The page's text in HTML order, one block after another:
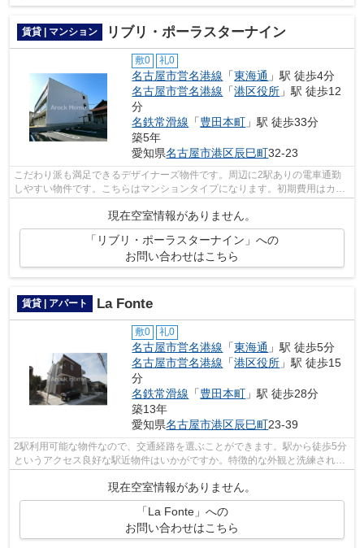
賃貸 | マンション リブリ・ポーラスターナイン
敷0 礼0
名古屋市営名港線 「東海通 」駅 徒歩4分
名古屋市営名港線 「港区役所 」駅 徒歩12
分
名鉄常滑線 「豊田本町 」駅 徒歩33分
築5年
愛知県名古屋市港区辰巳町32-23
こだわり派も満足できるデザイナーズ物件です。周辺に2駅ありの電車通勤
しやすい物件です。こちらはマンションタイプになります。初期費用はカー
現在空室情報がありません。
「リブリ・ポーラスターナイン」への
お問い合わせはこちら
賃貸 | アパート La Fonte
敷0 礼0
名古屋市営名港線 「東海通 」駅 徒歩5分
名古屋市営名港線 「港区役所 」駅 徒歩15
分
名鉄常滑線 「豊田本町 」駅 徒歩28分
築13年
愛知県名古屋市港区辰巳町23-39
2駅利用可能な物件なので、交通経路を選ぶことができます。駅から徒歩5分
というアクセス良好な駅近物件はいかがですか。特徴的な外観と洗練された
設計の内装を持つデザイナーズ。こち...
現在空室情報がありません。
「La Fonte」への
お問い合わせはこちら